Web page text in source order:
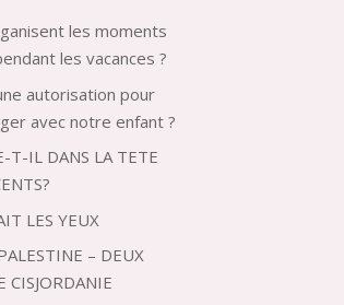
les moments
les vacances ?
autorisation pour
avec notre enfant ?
T-IL DANS LA TETE
LES YEUX
– DEUX
CISJORDANIE